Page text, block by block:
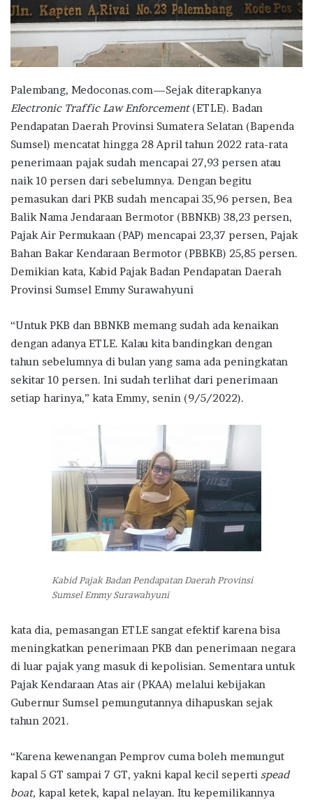
Palembang, Medoconas.com—Sejak diterapkanya
Electronic Traffic Law Enforcement(ETLE). Badan
Pendapatan Daerah Provinsi Sumatera Selatan (Bapenda
Sumsel) mencatat hingga 28 April tahun 2022 rata-rata
penerimaan pajak sudah mencapai 27,93 persen atau
naik 10 persen dari sebelumnya. Dengan begitu
pemasukan dari PKB sudah mencapai 35,96 persen, Bea
Balik Nama Jendaraan Bermotor (BBNKB) 38,23 persen,
Pajak Air Permukaan (PAP) mencapai 23,37 persen, Pajak
Bahan Bakar Kendaraan Bermotor (PBBKB) 25,85 persen.
Demikian kata, Kabid Pajak Badan Pendapatan Daerah
Provinsi Sumsel Emmy Surawahyuni
“Untuk PKB dan BBNKB memang sudah ada kenaikan
dengan adanya ETLE. Kalau kita bandingkan dengan
tahun sebelumnya di bulan yang sama ada peningkatan
sekitar 10 persen. Ini sudah terlihat dari penerimaan
setiap harinya,” kata Emmy, senin (9/5/2022).
Kabid Pajak Badan Pendapatan Daerah Provinsi
Sumsel Emmy Surawahyuni
kata dia, pemasangan ETLE sangat efektif karena bisa
meningkatkan penerimaan PKB dan penerimaan negara
di luar pajak yang masuk di kepolisian. Sementara untuk
Pajak Kendaraan Atas air (PKAA) melalui kebijakan
Gubernur Sumsel pemungutannya dihapuskan sejak
tahun 2021.
“Karena kewenangan Pemprov cuma boleh memungut
kapal 5 GT sampai 7 GT, yakni kapal kecil seperti spead
boat, kapal ketek, kapal nelayan. Itu kepemilikannya